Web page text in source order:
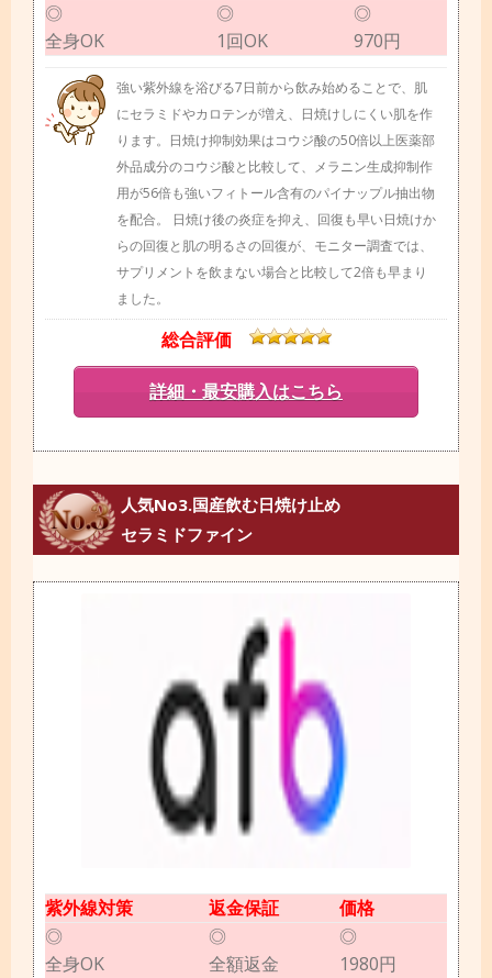
◎
全身OK
◎
1回OK
◎
970円
強い紫外線を浴びる7日前から飲み始めることで、肌
にセラミドやカロテンが増え、日焼けしにくい肌を作
ります。日焼け抑制効果はコウジ酸の50倍以上医薬部
外品成分のコウジ酸と比較して、メラニン生成抑制作
用が56倍も強いフィトール含有のパイナップル抽出物
を配合。 日焼け後の炎症を抑え、回復も早い日焼けか
らの回復と肌の明るさの回復が、モニター調査では、
サプリメントを飲まない場合と比較して2倍も早まり
ました。
総合評価
詳細・最安購入はこちら
人気No3.国産飲む日焼け止め
セラミドファイン
紫外線対策 返金保証
価格
◎
全身OK
◎
全額返金
◎
1980円